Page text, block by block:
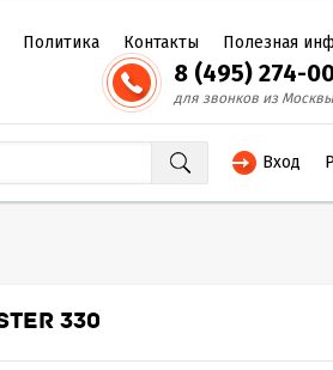
Политика Контакты Полезная
8 (495) 274-
для звонков из Москвы
Вход
330